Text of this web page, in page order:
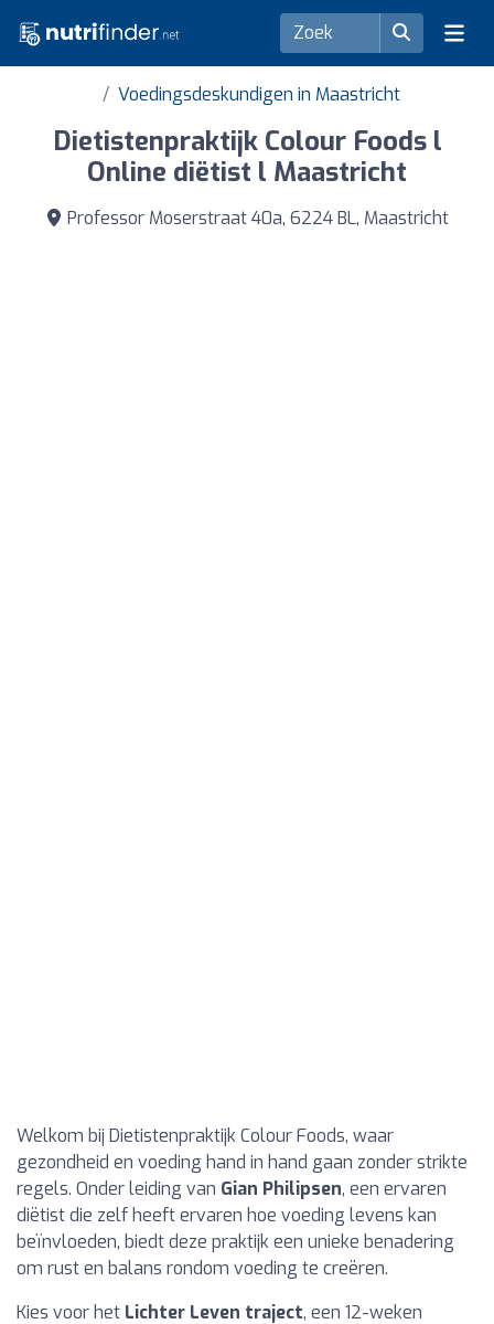
Voedingsdeskundigen in Maastricht
Dietistenpraktijk Colour Foods l
Online diëtist l Maastricht
Professor Moserstraat 40a, 6224 BL, Maastricht
Welkom bij Dietistenpraktijk Colour Foods, waar
gezondheid en voeding hand in hand gaan zonder strikte
regels. Onder leiding van Gian Philipsen, een ervaren
diëtist die zelf heeft ervaren hoe voeding levens kan
beïnvloeden, biedt deze praktijk een unieke benadering
om rust en balans rondom voeding te creëren.
Kies voor het Lichter Leven traject, een 12-weken